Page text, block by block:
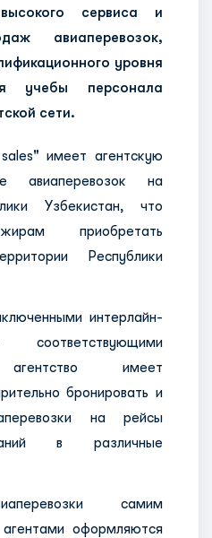
сервиса и
авиаперевозок,
уровня
учебы персонала
сети.
имеет агентскую
авиаперевозок на
Узбекистан, что
приобретать
Республики
интерлайн-
агентство имеет
бронировать и
на рейсы
в различные
самим
оформляются